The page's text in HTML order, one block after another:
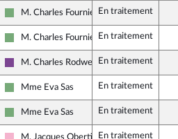
Écologiste et Social
M. Charles Fournier En traitement
Écologiste et Social
M. Charles Fournier En traitement
Ensemble pour la République
M. Charles Rodwell En traitement
Écologiste et Social
Mme Eva Sas En traitement
Écologiste et Social
Mme Eva Sas En traitement
M. Jacques Oberti En traitement